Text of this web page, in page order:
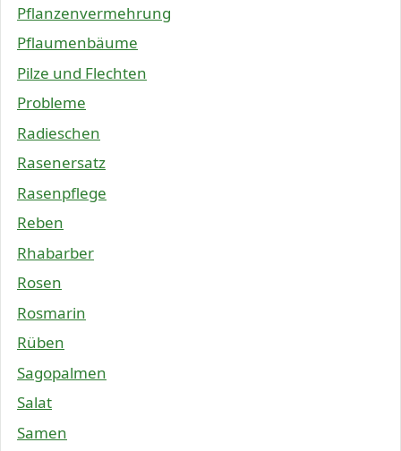
Pflanzenvermehrung
Pflaumenbäume
Pilze und Flechten
Probleme
Radieschen
Rasenersatz
Rasenpflege
Reben
Rhabarber
Rosen
Rosmarin
Rüben
Sagopalmen
Salat
Samen